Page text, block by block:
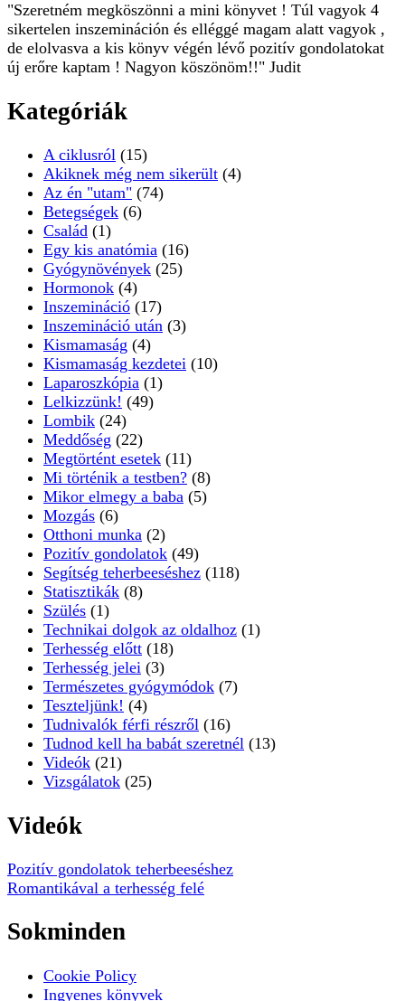
"Szeretném megköszönni a mini könyvet ! Túl vagyok 4
sikertelen inszemináción és elléggé magam alatt vagyok ,
de elolvasva a kis könyv végén lévő pozitív gondolatokat
új erőre kaptam ! Nagyon köszönöm!!" Judit
Kategóriák
A ciklusról (15)
Akiknek még nem sikerült (4)
Az én "utam" (74)
Betegségek (6)
Család (1)
Egy kis anatómia (16)
Gyógynövények (25)
Hormonok (4)
Inszemináció (17)
Inszemináció után (3)
Kismamaság (4)
Kismamaság kezdetei (10)
Laparoszkópia (1)
Lelkizzünk! (49)
Lombik (24)
Meddőség (22)
Megtörtént esetek (11)
Mi történik a testben? (8)
Mikor elmegy a baba (5)
Mozgás (6)
Otthoni munka (2)
Pozitív gondolatok (49)
Segítség teherbeeséshez (118)
Statisztikák (8)
Szülés (1)
Technikai dolgok az oldalhoz (1)
Terhesség előtt (18)
Terhesség jelei (3)
Természetes gyógymódok (7)
Teszteljünk! (4)
Tudnivalók férfi részről (16)
Tudnod kell ha babát szeretnél (13)
Videók (21)
Vizsgálatok (25)
Videók
Pozitív gondolatok teherbeeséshez
Romantikával a terhesség felé
Sokminden
Cookie Policy
Ingyenes könyvek